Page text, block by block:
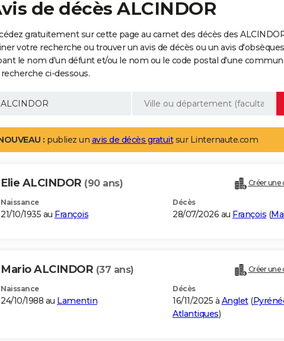
de décès ALCINDOR
gratuitement sur cette page au carnet des décès des
votre recherche ou trouver un avis de décès ou un avis
le nom d'un défunt et/ou le nom ou le code postal d'une
ci-dessous.
: publiez un avis de décès gratuitsur Linternaute.com
Elie ALCINDOR (90 ans) Créer une
Naissance
21/10/1935 au François
Décès
28/07/2026 au François (
Mario ALCINDOR (37 ans) Créer une
Naissance
24/10/1988 au Lamentin
Décès
16/11/2025 à Anglet(
Atlantiques)